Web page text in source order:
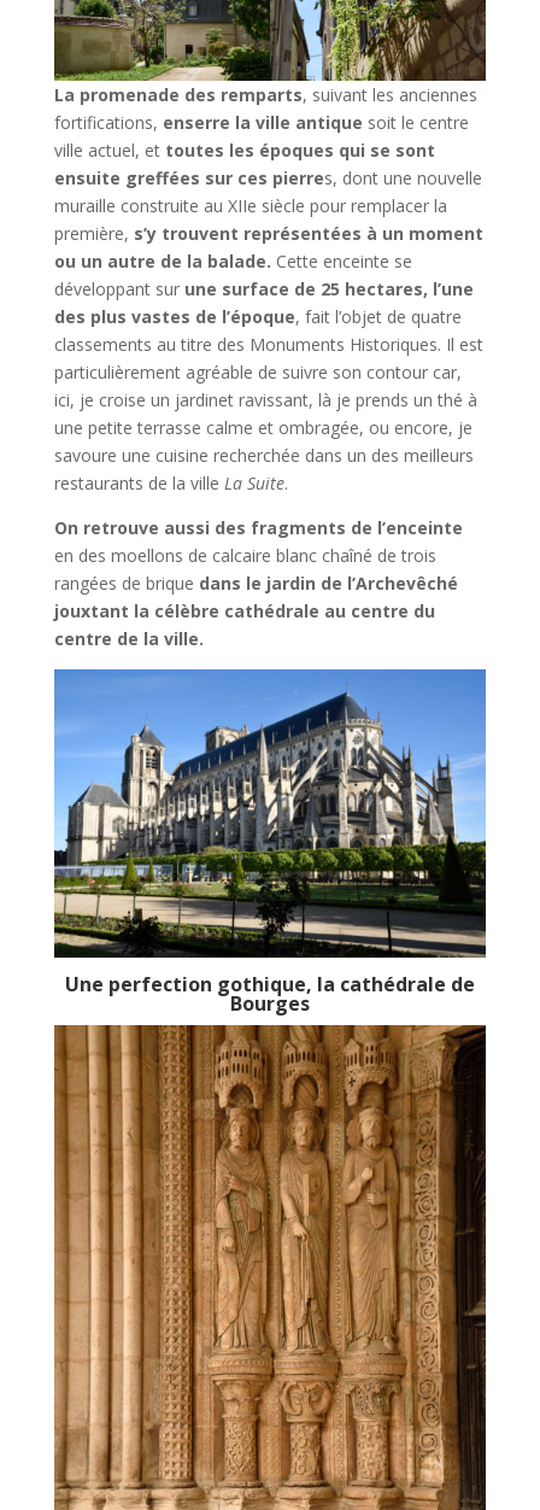
La promenade des remparts, suivant les anciennes
fortifications, enserre la ville antique soit le centre
ville actuel, et toutes les époques qui se sont
ensuite greffées sur ces pierres, dont une nouvelle
muraille construite au XIIe siècle pour remplacer la
première, s’y trouvent représentées à un moment
ou un autre de la balade. Cette enceinte se
développant sur une surface de 25 hectares, l’une
des plus vastes de l’époque, fait l’objet de quatre
classements au titre des Monuments Historiques. Il est
particulièrement agréable de suivre son contour car,
ici, je croise un jardinet ravissant, là je prends un thé à
une petite terrasse calme et ombragée, ou encore, je
savoure une cuisine recherchée dans un des meilleurs
restaurants de la ville La Suite.
On retrouve aussi des fragments de l’enceinte
en des moellons de calcaire blanc chaîné de trois
rangées de brique dans le jardin de l’Archevêché
jouxtant la célèbre cathédrale au centre du
centre de la ville.
Une perfection gothique, la cathédrale de
Bourges